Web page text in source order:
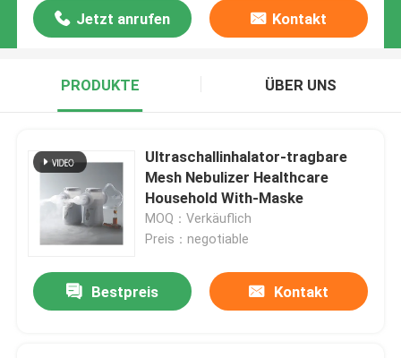
Jetzt anrufen Kontakt
PRODUKTE ÜBER UNS
Ultraschallinhalator-tragbare
Mesh Nebulizer Healthcare
Household With-Maske
MOQ：Verkäuflich
Preis：negotiable
Bestpreis Kontakt